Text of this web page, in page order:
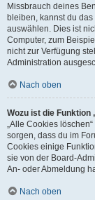
Missbrauch deines
bleiben, kannst du
auswählen. Dies ist
Computer, zum
nicht zur Verfügung
Administration
Nach oben
Wozu ist die Funktion
„Alle Cookies
sorgen, dass du im
Cookies einige
sie von der Board-
An- oder Abmeldung
Nach oben